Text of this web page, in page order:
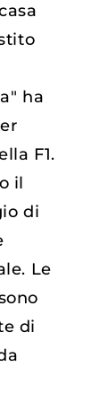
ha
F1.
il
di
Le
di